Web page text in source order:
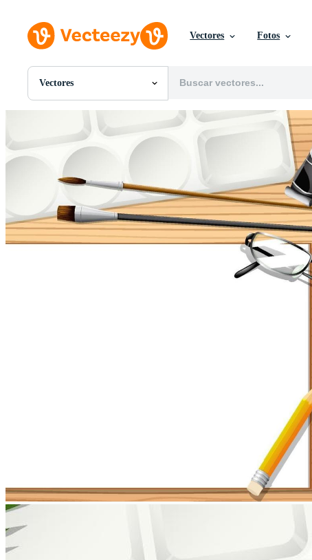
Vectores Fotos
Vectores
Todas Imágenes
PSDs
SVGs
Plantillas
Vectores
Gráficos en Movimiento
Imágenes Editoriales
Eventos Editoriales